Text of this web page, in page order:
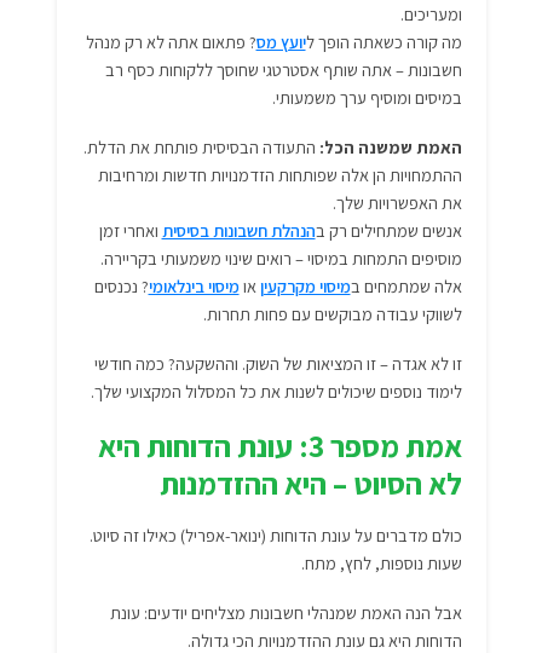
ומעריכים.
מה קורה כשאתה הופך ליועץ מס? פתאום אתה לא רק מנהל
חשבונות – אתה שותף אסטרטגי שחוסך ללקוחות כסף רב
במיסים ומוסיף ערך משמעותי.
האמת שמשנה הכל: התעודה הבסיסית פותחת את הדלת.
ההתמחויות הן אלה שפותחות הזדמנויות חדשות ומרחיבות
את האפשרויות שלך.
אנשים שמתחילים רק בהנהלת חשבונות בסיסית ואחרי זמן
מוסיפים התמחות במיסוי – רואים שינוי משמעותי בקריירה.
אלה שמתמחים במיסוי מקרקעין אומיסוי בינלאומי? נכנסים
לשווקי עבודה מבוקשים עם פחות תחרות.
זו לא אגדה – זו המציאות של השוק. וההשקעה? כמה חודשי
לימוד נוספים שיכולים לשנות את כל המסלול המקצועי שלך.
אמת מספר 3: עונת הדוחות היא
לא הסיוט – היא ההזדמנות
כולם מדברים על עונת הדוחות (ינואר-אפריל) כאילו זה סיוט.
שעות נוספות, לחץ, מתח.
אבל הנה האמת שמנהלי חשבונות מצליחים יודעים: עונת
הדוחות היא גם עונת ההזדמנויות הכי גדולה.